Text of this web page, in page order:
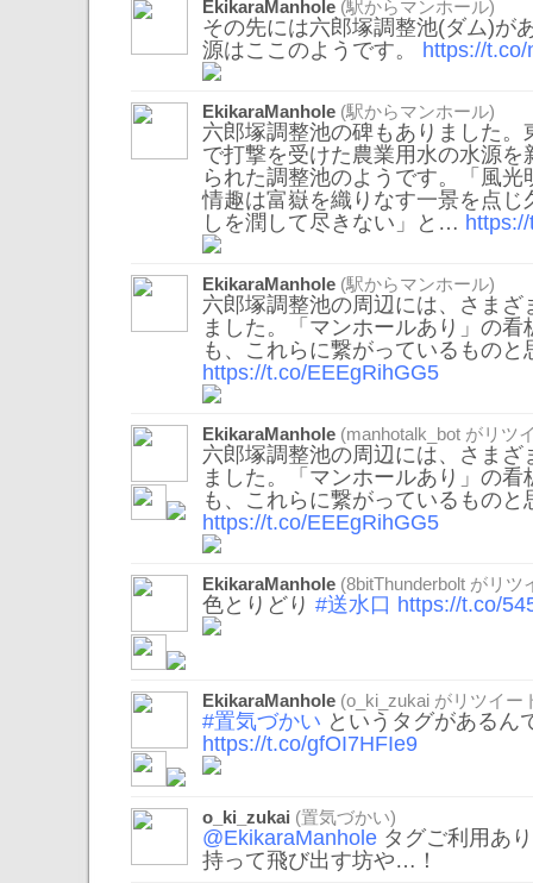
EkikaraManhole (駅からマンホール)
その先には六郎塚調整池(ダム)が
源はここのようです。 https://
EkikaraManhole (駅からマンホール)
六郎塚調整池の碑もありました
で打撃を受けた農業用水の水源
られた調整池のようです。「風
情趣は富嶽を織りなす一景を点じ
しを潤して尽きない」と…
EkikaraManhole (駅からマンホール)
六郎塚調整池の周辺には、さま
ました。「マンホールあり」の
も、これらに繋がっているもの
https://t.co/EEEgRihGG5
EkikaraManhole (manhotalk_bot がリツ
六郎塚調整池の周辺には、さま
ました。「マンホールあり」の
も、これらに繋がっているもの
https://t.co/EEEgRihGG5
EkikaraManhole (8bitThunderbolt がリツ
色とりどり #送水口 https://t.co/
EkikaraManhole (o_ki_zukai がリツイー
#置気づかい というタグがあるん
https://t.co/gfOI7HFIe9
o_ki_zukai (置気づかい)
@EkikaraManhole タグご利用あ
持って飛び出す坊や…！